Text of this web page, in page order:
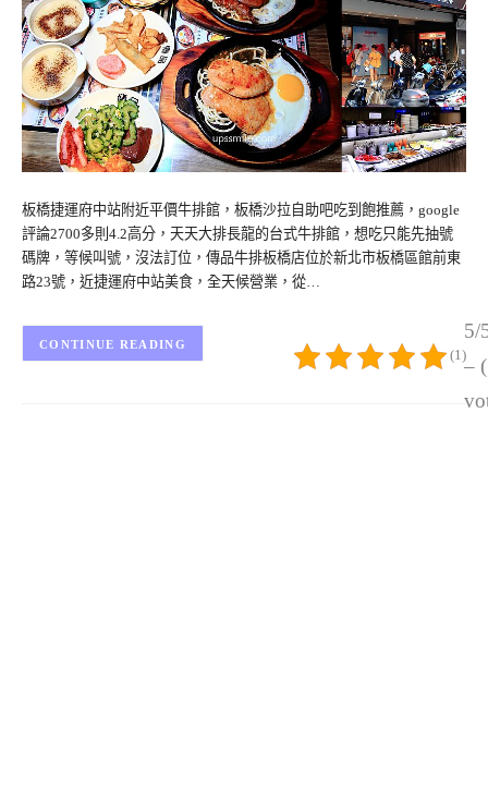
板橋捷運府中站附近平價牛排館，板橋沙拉自助吧吃到飽推薦，google
評論2700多則4.2高分，天天大排長龍的台式牛排館，想吃只能先抽號
碼牌，等候叫號，沒法訂位，傳品牛排板橋店位於新北市板橋區館前東
路23號，近捷運府中站美食，全天候營業，從…
5/
–
(1)
CONTINUE READING